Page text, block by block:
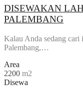
DISEWAKAN
PALEMBANG
Kalau Anda sedang
Palembang,…
Area
2200 m2
Disewa